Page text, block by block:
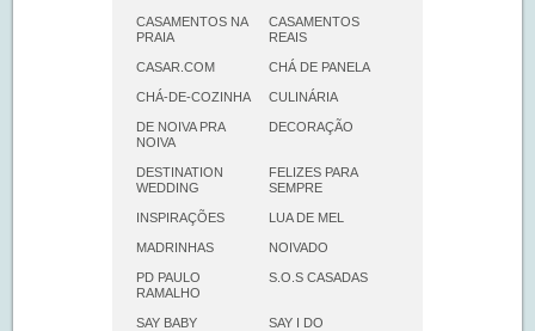
CASAMENTOS NA
PRAIA
CASAMENTOS
REAIS
CASAR.COM CHÁ DE PANELA
CHÁ-DE-COZINHA CULINÁRIA
DE NOIVA PRA
NOIVA
DECORAÇÃO
DESTINATION
WEDDING
FELIZES PARA
SEMPRE
INSPIRAÇÕES LUA DE MEL
MADRINHAS NOIVADO
PD PAULO
RAMALHO
S.O.S CASADAS
SAY BABY SAY I DO